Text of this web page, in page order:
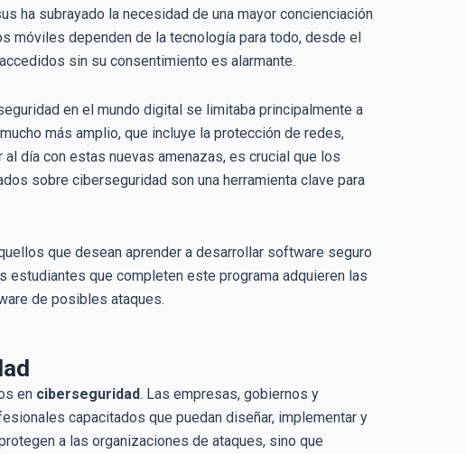
ha subrayado la necesidad de una mayor concienciación
dependen de la tecnología para todo, desde el
sin su consentimiento es alarmante.
en el mundo digital se limitaba principalmente a
más amplio, que incluye la protección de redes,
día con estas nuevas amenazas, es crucial que los
sobre ciberseguridad son una herramienta clave para
que desean aprender a desarrollar software seguro
que completen este programa adquieren las
de posibles ataques.
en ciberseguridad. Las empresas, gobiernos y
capacitados que puedan diseñar, implementar y
a las organizaciones de ataques, sino que